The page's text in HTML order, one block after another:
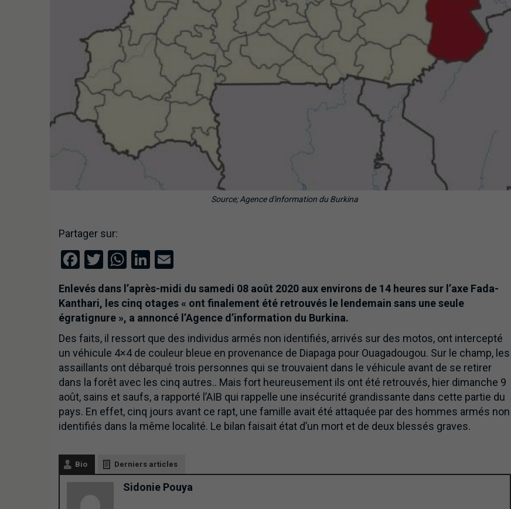
Source; Agence d'information du Burkina
Partager sur:
Facebook
Twitter
WhatsApp
LinkedIn
Email
Enlevés dans l’après-midi du samedi 08 août 2020 aux environs de 14 heures sur l’axe Fada-
Kanthari, les cinq otages « ont finalement été retrouvés le lendemain sans une seule
égratignure », a annoncé l’Agence d’information du Burkina.
Des faits, il ressort que des individus armés non identifiés, arrivés sur des motos, ont intercepté
un véhicule 4×4 de couleur bleue en provenance de Diapaga pour Ouagadougou. Sur le champ, les
assaillants ont débarqué trois personnes qui se trouvaient dans le véhicule avant de se retirer
dans la forêt avec les cinq autres.. Mais fort heureusement ils ont été retrouvés, hier dimanche 9
août, sains et saufs, a rapporté l’AIB qui rappelle une insécurité grandissante dans cette partie du
pays. En effet, cinq jours avant ce rapt, une famille avait été attaquée par des hommes armés non
identifiés dans la même localité. Le bilan faisait état d’un mort et de deux blessés graves.
Bio Derniers articles
Sidonie Pouya